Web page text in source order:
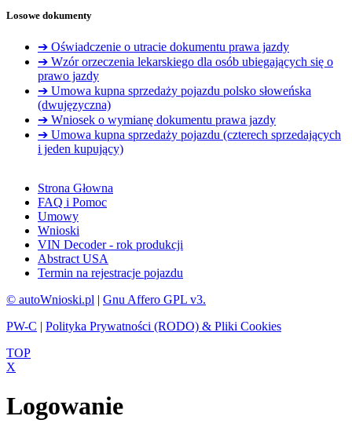
Losowe dokumenty
➔ Oświadczenie o utracie dokumentu prawa jazdy
➔ Wzór orzeczenia lekarskiego dla osób ubiegających się o
prawo jazdy
➔ Umowa kupna sprzedaży pojazdu polsko słoweńska
(dwujęzyczna)
➔ Wniosek o wymianę dokumentu prawa jazdy
➔ Umowa kupna sprzedaży pojazdu (czterech sprzedających
i jeden kupujący)
Strona Głowna
FAQ i Pomoc
Umowy
Wnioski
VIN Decoder - rok produkcji
Abstract USA
Termin na rejestracje pojazdu
© autoWnioski.pl | Gnu Affero GPL v3.
PW-C | Polityka Prywatności (RODO) & Pliki Cookies
TOP
X
Logowanie